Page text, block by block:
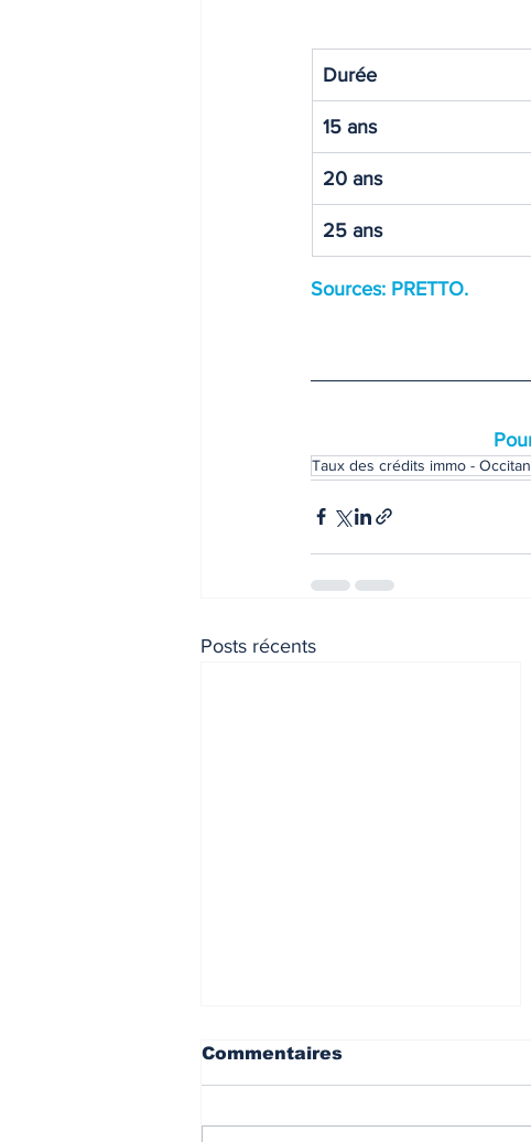
Durée
15 ans
20 ans
25 ans
Sources: PRETTO.
Taux des crédits immo -
Posts récents
Commentaires